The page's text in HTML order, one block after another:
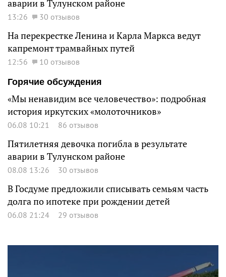
аварии в Тулунском районе
13:26 30 отзывов
На перекрестке Ленина и Карла Маркса ведут
капремонт трамвайных путей
12:56
10 отзывов
Горячие обсуждения
«Мы ненавидим все человечество»: подробная
история иркутских «молоточников»
06.08 10:21 86 отзывов
Пятилетняя девочка погибла в результате
аварии в Тулунском районе
08.08 13:26 30 отзывов
В Госдуме предложили списывать семьям часть
долга по ипотеке при рождении детей
06.08 21:24 29 отзывов